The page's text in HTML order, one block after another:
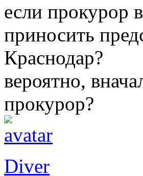
если прокурор
приносить
Краснодар?
вероятно,
прокурор?
Diver